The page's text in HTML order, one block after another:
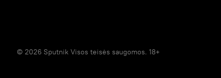
© 2026 Sputnik Visos teisės saugomos. 18+